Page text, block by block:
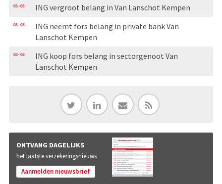
03-03 ING vergroot belang in Van Lanschot Kempen
03-03
ING neemt fors belang in private bank Van
Lanschot Kempen
03-03
ING koop fors belang in sectorgenoot Van
Lanschot Kempen
ONTVANG DAGELIJKS
het laatste verzekeringsnieuws
Aanmelden nieuwsbrief